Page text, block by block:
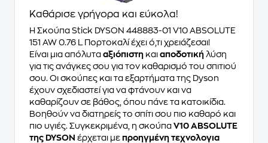
Καθάρισε γρήγορα και εύκολα!
Η Σκούπα Stick DYSON 448883-01 V10 ABSOLUTE
151 AW 0.76 L Πορτοκαλί έχει ό,τι χρειάζεσαι!
Είναι μια απόλυτα αξιόπιστη και αποδοτική λύση
για τις ανάγκες σου για τον καθαρισμό του σπιτιού
σου. Οι σκούπες και τα εξαρτήματα της Dyson
έχουν σχεδιαστεί για να φτάνουν και να
καθαρίζουν σε βάθος, όπου πάνε τα κατοικίδια.
Βοηθούν να διατηρείς το σπίτι σου πιο καθαρό και
πιο υγιές. Συγκεκριμένα, η σκούπα V10 ABSOLUTE
της DYSON έρχεται με προηγμένη τεχνολογια